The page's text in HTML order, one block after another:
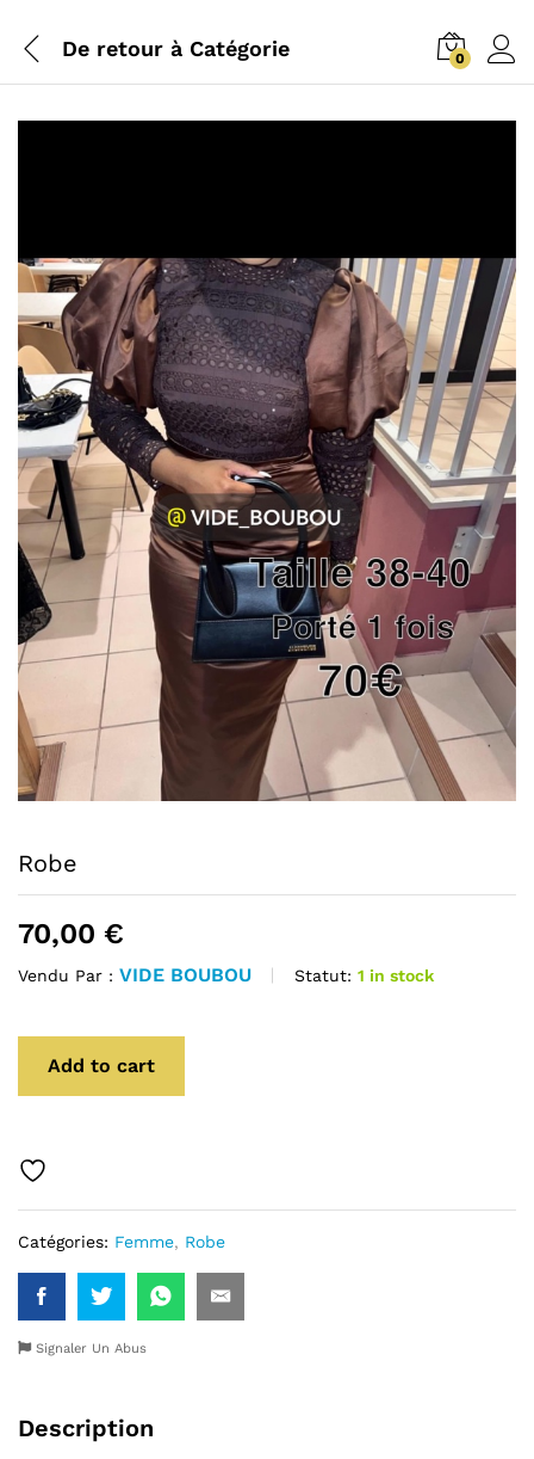
De retour à Catégorie 0
Robe
70,00 €
Vendu Par : VIDE BOUBOU Statut: 1 in stock
Add to cart
Catégories: Femme, Robe
Signaler Un Abus
Description